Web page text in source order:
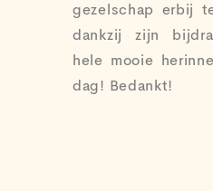
gezelschap erbij
dankzij zijn
hele mooie
dag! Bedankt!